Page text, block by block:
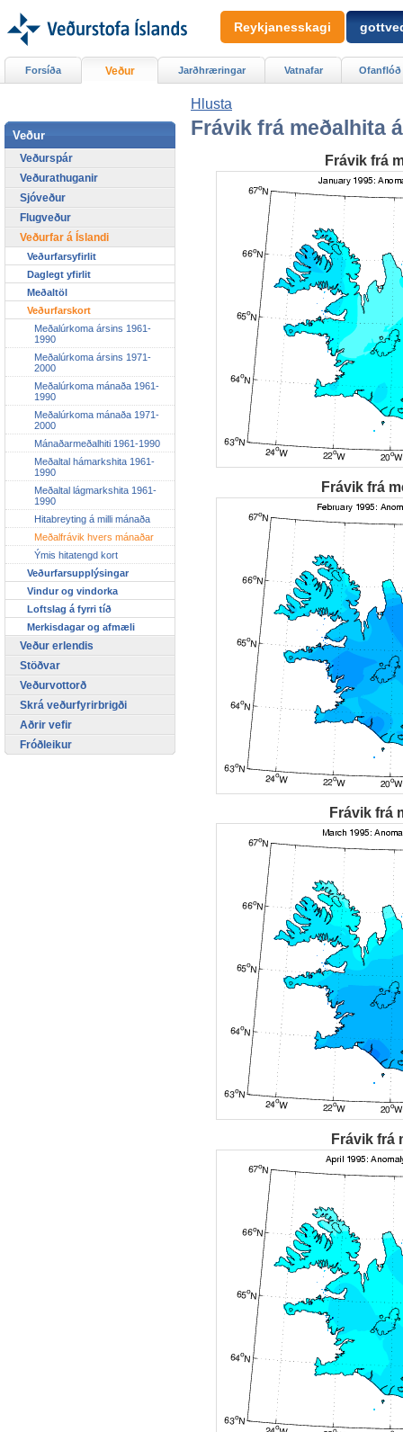
Hlusta
Frávik frá meðalhita
Frávik frá
Frávik frá
Frávik frá
Frávik frá
Forsíða Veður Jarðhræringar Vatnafar Ofanflóð
Veður
Veðurspár
Veðurathuganir
Sjóveður
Flugveður
Veðurfar á Íslandi
Veðurfarsyfirlit
Daglegt yfirlit
Meðaltöl
Veðurfarskort
Meðalúrkoma ársins 1961-
1990
Meðalúrkoma ársins 1971-
2000
Meðalúrkoma mánaða 1961-
1990
Meðalúrkoma mánaða 1971-
2000
Mánaðarmeðalhiti 1961-1990
Meðaltal hámarkshita 1961-
1990
Meðaltal lágmarkshita 1961-
1990
Hitabreyting á milli mánaða
Meðalfrávik hvers mánaðar
Ýmis hitatengd kort
Veðurfarsupplýsingar
Vindur og vindorka
Loftslag á fyrri tíð
Merkisdagar og afmæli
Veður erlendis
Stöðvar
Veðurvottorð
Skrá veðurfyrirbrigði
Aðrir vefir
Fróðleikur
Reykjanesskagi